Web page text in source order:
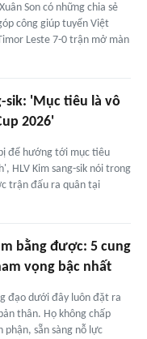
Son có những chia sẻ
công giúp tuyển Việt
Leste 7-0 trận mở màn
sik: 'Mục tiêu là vô
2026'
để hướng tới mục tiêu
HLV Kim sang-sik nói trong
trận đấu ra quân tại
bằng được: 5 cung
vọng bậc nhất
đạo dưới đây luôn đặt ra
thân. Họ không chấp
phận, sẵn sàng nỗ lực